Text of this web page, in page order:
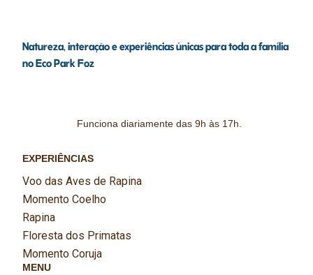
Natureza, interação e experiências únicas para toda a família
no Eco Park Foz
Funciona diariamente das 9h às 17h.
EXPERIÊNCIAS
Voo das Aves de Rapina
Momento Coelho
Rapina
Floresta dos Primatas
Momento Coruja
MENU